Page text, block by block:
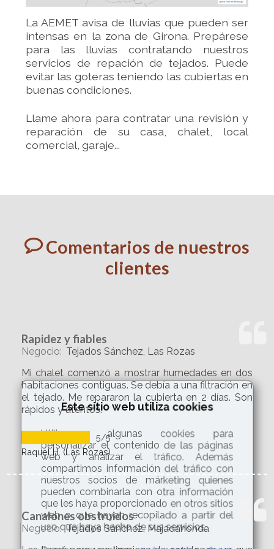
La AEMET avisa de lluvias que pueden ser
intensas en la zona de Girona. Prepárese
para las lluvias contratando nuestros
servicios de repación de tejados. Puede
evitar las goteras teniendo las cubiertas en
buenas condiciones.
Llame ahora para contratar una revisión y
reparación de su casa, chalet, local
comercial, garaje...
jComentarios de nuestros
clientes
Rapidez y fiables
Negocio: Tejados Sánchez, Las Rozas
Mi chalet comenzó a mostrar humedades en dos
habitaciones contiguas. Se debía a una filtración en
el tejado. Me repararon la cubierta en 2 días. Son
rápidos y atentos.
5/5
Raquel H. (Las Rozas)
n
Canalones obstruidos
Negocio: Tejados Sánchez, Majadahonda
Este sitio web utiliza cookies
Utilizamos algunas cookies para
personalizar el contenido de las páginas
web y analizar el tráfico. Además
compartimos información del tráfico con
nuestros socios de márketing quienes
pueden combinarla con otra información
que les haya proporcionado en otros sitios
web o que hayan recopilado a partir del
uso que haya hecho de sus servicios.